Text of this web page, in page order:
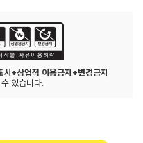
+상업적 이용금지+변경금지
있습니다.